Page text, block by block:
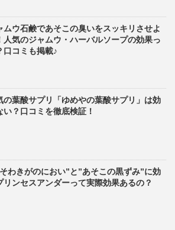
ムウ石鹸であそこの臭いをスッキリさせよ
人気のジャムウ・ハーバルソープの効果っ
口コミも掲載♪
の葉酸サプリ「ゆめやの葉酸サプリ」は効
い？口コミを徹底検証！
わきがのにおい”と”あそこの黒ずみ”に効
リンセスアンダーって実際効果あるの？